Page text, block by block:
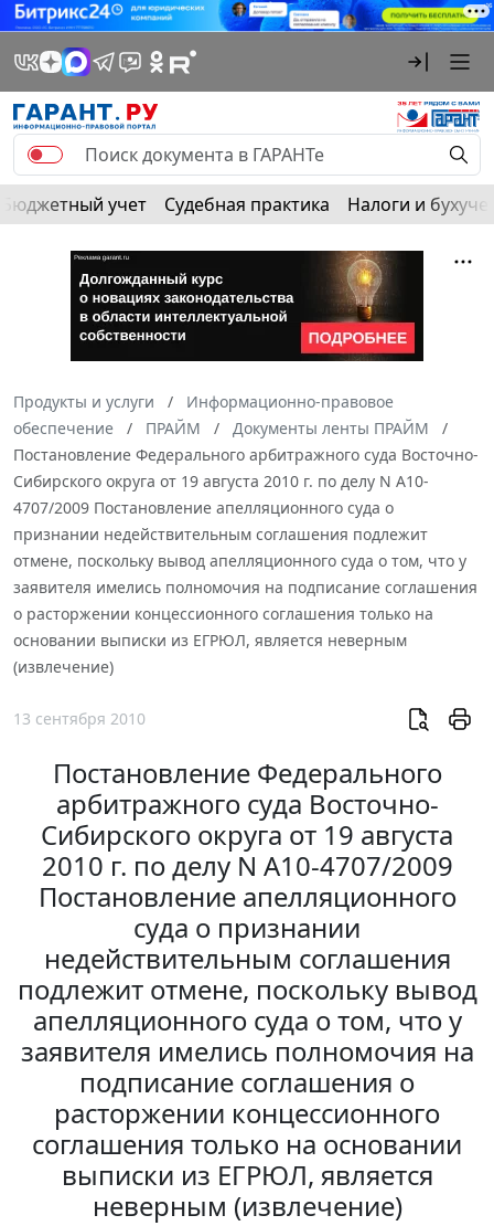
Бюджетный учет Судебная практика Налоги и
Продукты и услуги
Информационно-правовое
обеспечение
ПРАЙМ
Документы ленты ПРАЙМ
Постановление Федерального арбитражного суда Восточно-
Сибирского округа от 19 августа 2010 г. по делу N А10-
4707/2009 Постановление апелляционного суда о
признании недействительным соглашения подлежит
отмене, поскольку вывод апелляционного суда о том, что у
заявителя имелись полномочия на подписание соглашения
о расторжении концессионного соглашения только на
основании выписки из ЕГРЮЛ, является неверным
(извлечение)
13 сентября 2010
Постановление Федерального
арбитражного суда Восточно-
Сибирского округа от 19 августа
2010 г. по делу N А10-4707/2009
Постановление апелляционного
суда о признании
недействительным соглашения
подлежит отмене, поскольку вывод
апелляционного суда о том, что у
заявителя имелись полномочия на
подписание соглашения о
расторжении концессионного
соглашения только на основании
выписки из ЕГРЮЛ, является
неверным (извлечение)